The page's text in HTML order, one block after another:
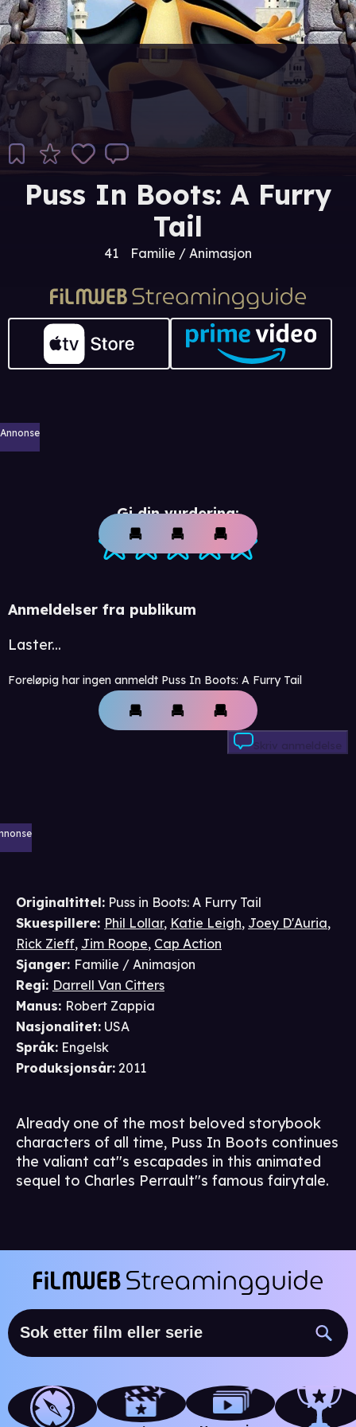
Puss In Boots: A Furry
Tail
41 Familie / Animasjon
Annonse
Gi din vurdering:
Anmeldelser fra publikum
Laster...
Foreløpig har ingen anmeldt Puss In Boots: A Furry Tail
Skriv anmeldelse
Originaltittel: Puss in Boots: A Furry Tail
Skuespillere: Phil Lollar, Katie Leigh, Joey D'Auria,
Rick Zieff, Jim Roope, Cap Action
Sjanger: Familie / Animasjon
Regi: Darrell Van Citters
Manus: Robert Zappia
Nasjonalitet: USA
Språk: Engelsk
Produksjonsår: 2011
Already one of the most beloved storybook
characters of all time, Puss In Boots continues
the valiant cat''s escapades in this animated
sequel to Charles Perrault''s famous fairytale.